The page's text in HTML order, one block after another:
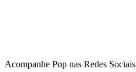
Acompanhe Pop nas Redes Sociais